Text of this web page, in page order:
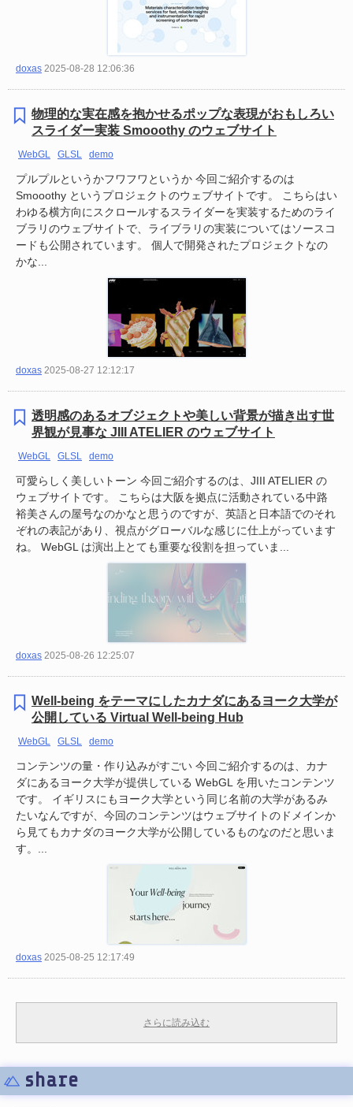
doxas 2025-08-28 12:06:36
物理的な実在感を抱かせるポップな表現がおもしろい
スライダー実装 Smooothy のウェブサイト
WebGL GLSL demo
プルプルというかフワフワというか 今回ご紹介するのは
Smooothy というプロジェクトのウェブサイトです。 こちらはい
わゆる横方向にスクロールするスライダーを実装するためのライ
ブラリのウェブサイトで、ライブラリの実装についてはソースコ
ードも公開されています。 個人で開発されたプロジェクトなの
かな...
doxas 2025-08-27 12:12:17
透明感のあるオブジェクトや美しい背景が描き出す世
界観が見事な JIII ATELIER のウェブサイト
WebGL GLSL demo
可愛らしく美しいトーン 今回ご紹介するのは、JIII ATELIER の
ウェブサイトです。 こちらは大阪を拠点に活動されている中路
裕美さんの屋号なのかなと思うのですが、英語と日本語でのそれ
ぞれの表記があり、視点がグローバルな感じに仕上がっています
ね。 WebGL は演出上とても重要な役割を担っていま...
doxas 2025-08-26 12:25:07
Well-being をテーマにしたカナダにあるヨーク大学が
公開している Virtual Well-being Hub
WebGL GLSL demo
コンテンツの量・作り込みがすごい 今回ご紹介するのは、カナ
ダにあるヨーク大学が提供している WebGL を用いたコンテンツ
です。 イギリスにもヨーク大学という同じ名前の大学があるみ
たいなんですが、今回のコンテンツはウェブサイトのドメインか
ら見てもカナダのヨーク大学が公開しているものなのだと思いま
す。...
doxas 2025-08-25 12:17:49
さらに読み込む
share